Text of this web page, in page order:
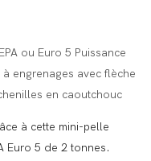
ou Euro 5 Puissance
engrenages avec flèche
en caoutchouc
à cette mini-pelle
Euro 5 de 2 tonnes.